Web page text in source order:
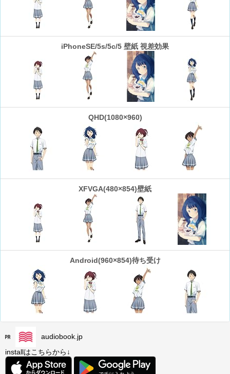
iPhoneSE/5s/5c/5 壁紙 視差効果
QHD(1080×960)
XFVGA(480×854)壁紙
Android(960×854)待ち受け
audiobook.jp
installはこちらから↓